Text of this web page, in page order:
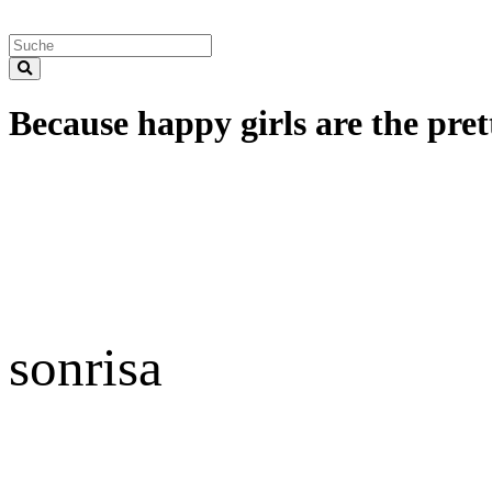
Because happy girls are the
sonrisa